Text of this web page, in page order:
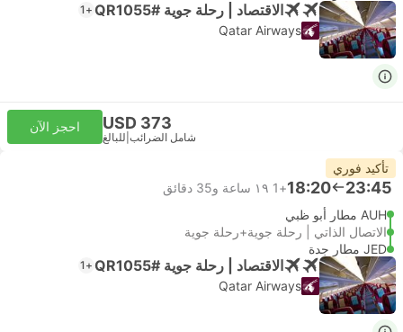
الاقتصاد | رحلة جوية #QR1055 +1
Qatar Airways
USD 373
شامل الضرائب للبالغ
احجز الآن
تأكيد فوري
23:45
18:20
+1
١٩ ساعة و‫35 دقائق
AUH مطار أبو ظبي
الاتصال الذاتي | رحلة جوية+رحلة جوية
JED مطار جدة
الاقتصاد | رحلة جوية #QR1055 +1
Qatar Airways